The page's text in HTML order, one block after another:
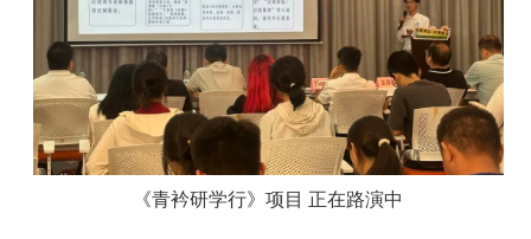
《青衿研学行》项目 正在路演中